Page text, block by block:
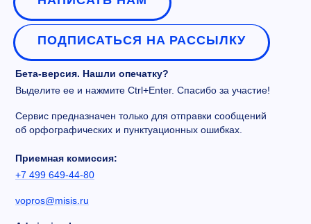
ПОДПИСАТЬСЯ НА РАССЫЛКУ
Бета-версия. Нашли опечатку?
Выделите ее и нажмите Ctrl+Enter. Спасибо за участие!
Сервис предназначен только для отправки сообщений
об орфографических и пунктуационных ошибках.
Приемная комиссия:
+7 499 649-44-80
vopros@misis.ru